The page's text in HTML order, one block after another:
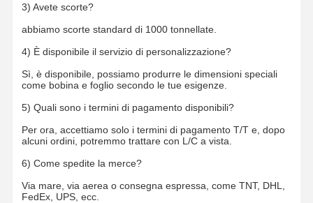
3) Avete scorte?
abbiamo scorte standard di 1000 tonnellate.
4) È disponibile il servizio di personalizzazione?
Sì, è disponibile, possiamo produrre le dimensioni speciali
come bobina e foglio secondo le tue esigenze.
5) Quali sono i termini di pagamento disponibili?
Per ora, accettiamo solo i termini di pagamento T/T e, dopo
alcuni ordini, potremmo trattare con L/C a vista.
6) Come spedite la merce?
Via mare, via aerea o consegna espressa, come TNT, DHL,
FedEx, UPS, ecc.